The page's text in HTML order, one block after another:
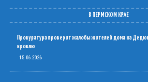
В ПЕРМСКОМ КРАЕ
Прокуратура проверит жалобы жителей дома на
кровлю
15.06.2026